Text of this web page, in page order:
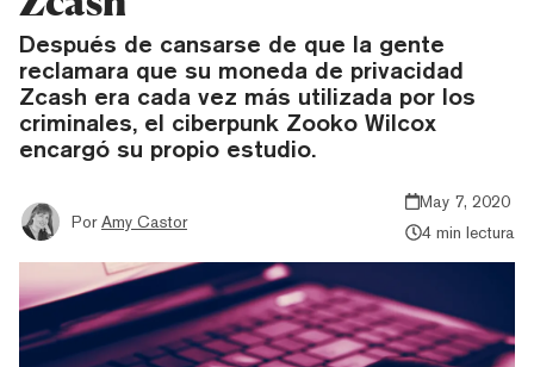
Después de cansarse de que la gente
reclamara que su moneda de privacidad
Zcash era cada vez más utilizada por los
criminales, el ciberpunk Zooko Wilcox
encargó su propio estudio.
Por Amy Castor
May 7, 2020
4 min lectura